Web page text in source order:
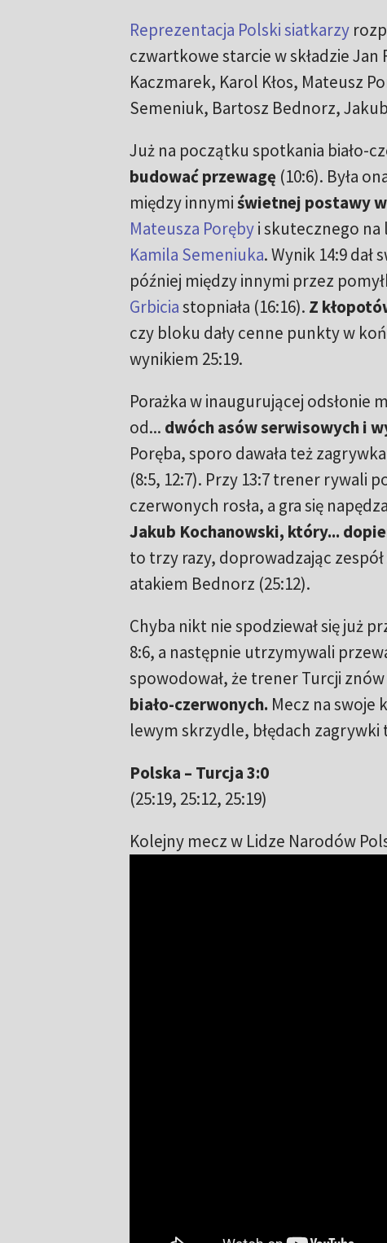
Reprezentacja Polski siatkarzy
czwartkowe starcie w składzie Jan
Kaczmarek, Karol Kłos, Mateusz
Semeniuk, Bartosz Bednorz,
Już na początku spotkania biało-
budować przewagę (10:6). Była
między innymiświetnej postawy
Mateusza Porębyi skutecznego na
Kamila Semeniuka. Wynik 14:9 dał
później między innymi przez
Grbiciastopniała (16:16). Z
czy bloku dały cenne punkty w
wynikiem 25:19.
Porażka w inaugurującej odsłonie
od... dwóch asów serwisowych i
Poręba, sporo dawała też
(8:5, 12:7). Przy 13:7 trener rywali
czerwonych rosła, a gra się
Jakub Kochanowski, który...
to trzy razy, doprowadzając
atakiem Bednorz (25:12).
Chyba nikt nie spodziewał się już
8:6, a następnie utrzymywali
spowodował, że trener Turcji znów
biało-czerwonych. Mecz na swoje
lewym skrzydle, błędach
Polska – Turcja 3:0
(25:19, 25:12, 25:19)
Kolejny mecz w Lidze Narodów